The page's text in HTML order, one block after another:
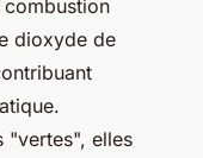
combustion
dioxyde de
"vertes", elles